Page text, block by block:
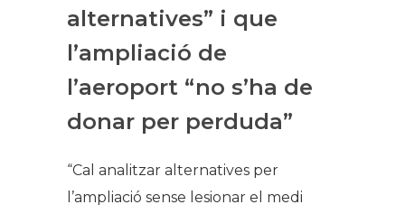
alternatives” i que
l’ampliació de
l’aeroport “no s’ha de
donar per perduda”
“Cal analitzar alternatives per
l’ampliació sense lesionar el medi